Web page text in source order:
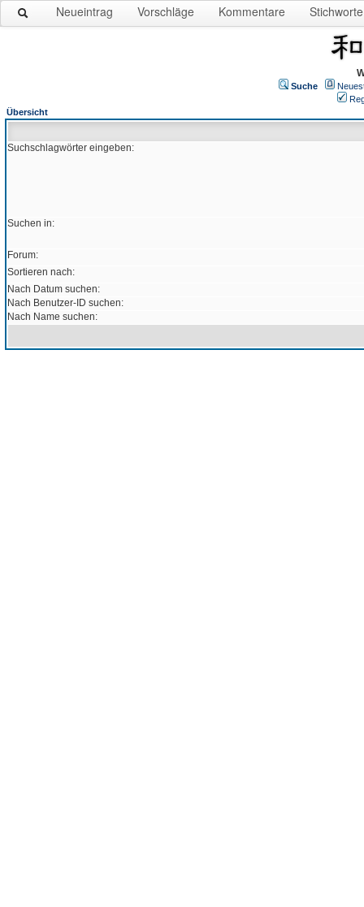
Neueintrag Vorschläge Kommentare Stichworte
Suche
Übersicht
Suchschlagwörter eingeben:
Suchen in:
Forum:
Sortieren nach:
Nach Datum suchen:
Nach Benutzer-ID suchen:
Nach Name suchen: